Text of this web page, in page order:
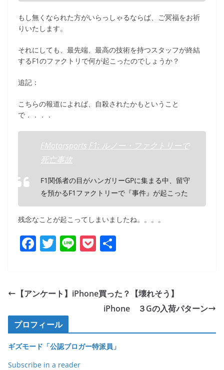
もし無くなられた方がいらっしゃるならば、ご冥福をお祈
りいたします。
それにしても、最先端、最高の技術を持つスタッフが終結
するF1のファクトリで何が起こったのでしょうか？
追記：
こちらの報道によれば、自殺されたかもということ
で．．．．
FMotorsports F1: ルノー・ファクトリーで
死亡事故
F1関係者の目がハンガリーGPに集まる中、留守
を預かるF1ファクトリーで『事件』が起こった
残念なことが起こってしまいましたね。。。。
F
e
o
o
k
T
er
Li P
et
【アンケート】iPhone買った？【壊れそう】
iPhone ３Gの入荷パターン
プロフィール
ギズモード「公認ブロガー特派員」
Subscribe in a reader